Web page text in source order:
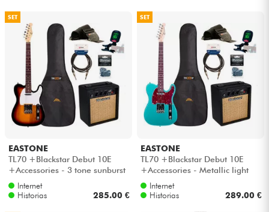
SET
EASTONE
TL70 +Blackstar Debut 10E
+Accessories - 3 tone sunburst
Internet
Historias
285.00 €
SET
EASTONE
TL70 +Blackstar Debut 10E
+Accessories - Metallic light
blueInternet
Historias
289.00 €